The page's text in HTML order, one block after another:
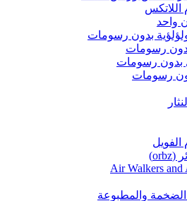
اللاتكس
واحد
بدون رسومات
رسومات
بدون رسومات
رسومات
الفويل
Air Walkers
الضخمة والمطبوعة